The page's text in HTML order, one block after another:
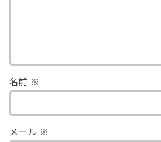
名前 ※
メール ※